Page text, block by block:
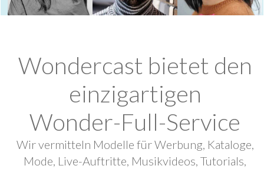
Wondercast bietet den
einzigartigen
Wonder-Full-Service
Wir vermitteln Modelle für Werbung, Kataloge,
Mode, Live-Auftritte, Musikvideos, Tutorials,